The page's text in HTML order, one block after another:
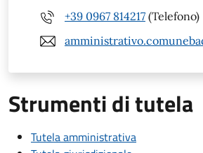
+39 0967 814217 (Telefono)
Strumenti di tutela
Tutela amministrativa